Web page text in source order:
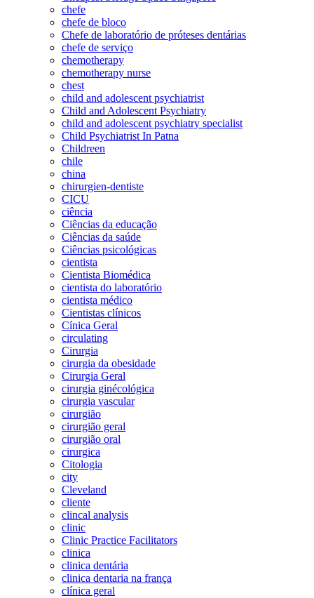
chefe
chefe de bloco
Chefe de laboratório de próteses dentárias
chefe de serviço
chemotherapy
chemotherapy nurse
chest
child and adolescent psychiatrist
Child and Adolescent Psychiatry
child and adolescent psychiatry specialist
Child Psychiatrist In Patna
Childreen
chile
china
chirurgien-dentiste
CICU
ciência
Ciências da educação
Ciências da saúde
Ciências psicológicas
cientista
Cientista Biomédica
cientista do laboratório
cientista médico
Cientistas clínicos
Cínica Geral
circulating
Cirurgia
cirurgia da obesidade
Cirurgia Geral
cirurgia ginécológica
cirurgia vascular
cirurgião
cirurgião geral
cirurgião oral
cirurgica
Citologia
city
Cleveland
cliente
clincal analysis
clinic
Clinic Practice Facilitators
clinica
clinica dentária
clinica dentaria na frança
clínica geral